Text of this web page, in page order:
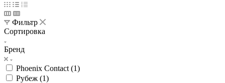
Фильтр
Сортировка
Бренд
Phoenix Contact (1)
Рубеж (1)